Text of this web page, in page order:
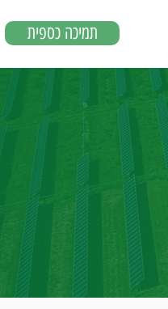
תמיכה כספית